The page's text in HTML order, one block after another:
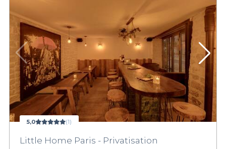
5,0 (1)
Little Home Paris - Privatisation